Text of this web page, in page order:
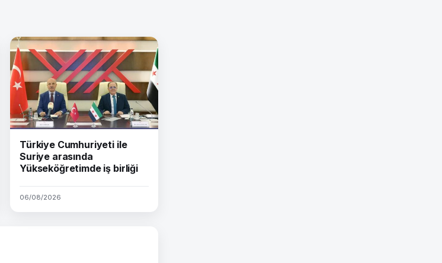
Türkiye Cumhuriyeti ile
Suriye arasında
Yükseköğretimde iş birliği
06/08/2026